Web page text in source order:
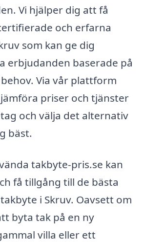
Vi hjälper dig att få
och erfarna
som kan ge dig
erbjudanden baserade på
Via vår plattform
priser och tjänster
och välja det alternativ
bäst.
takbyte-pris.se kan
få tillgång till de bästa
i Skruv. Oavsett om
byta tak på en ny
villa eller ett